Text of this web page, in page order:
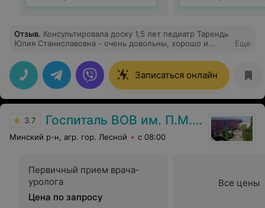
Отзыв. Консультировала доску 1,5 лет педиатр Тарендь
Юлия Станиславовна - очень довольны, хорошо и
рекомендации. Всё супер! Будем ещё обращаться.
Еще
Записаться онлайн
3.7 Госпиталь ВОВ им. П.М. Машерова
Минский р-н, агр. гор. Лесной с 08:00
Первичный прием врача-
уролога
Цена по запросу
Все цены